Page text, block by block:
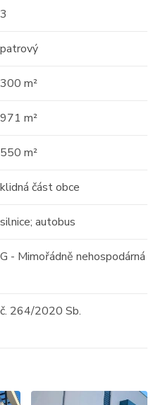
3
patrový
300 m²
971 m²
550 m²
klidná část obce
silnice; autobus
G - Mimořádně nehospodárná
č. 264/2020 Sb.